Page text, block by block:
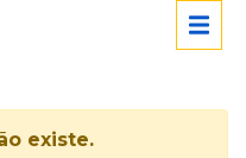
existe.